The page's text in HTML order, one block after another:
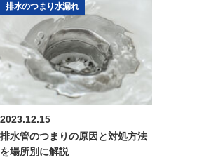
排水のつまり水漏れ
2023.12.15
排水管のつまりの原因と対処方法
を場所別に解説